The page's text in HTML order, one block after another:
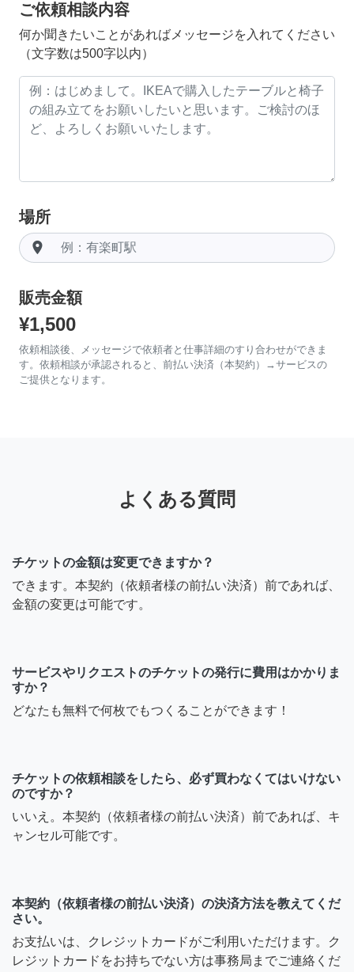
ご依頼相談内容
何か聞きたいことがあればメッセージを入れてください
（文字数は500字以内）
場所
room
販売金額
¥1,500
依頼相談後、メッセージで依頼者と仕事詳細のすり合わせができま
す。依頼相談が承認されると、前払い決済（本契約）→サービスの
ご提供となります。
よくある質問
チケットの金額は変更できますか？
できます。本契約（依頼者様の前払い決済）前であれば、
金額の変更は可能です。
サービスやリクエストのチケットの発行に費用はかかりま
すか？
どなたも無料で何枚でもつくることができます！
チケットの依頼相談をしたら、必ず買わなくてはいけない
のですか？
いいえ。本契約（依頼者様の前払い決済）前であれば、キ
ャンセル可能です。
本契約（依頼者様の前払い決済）の決済方法を教えてくだ
さい。
お支払いは、クレジットカードがご利用いただけます。ク
レジットカードをお持ちでない方は事務局までご連絡くだ